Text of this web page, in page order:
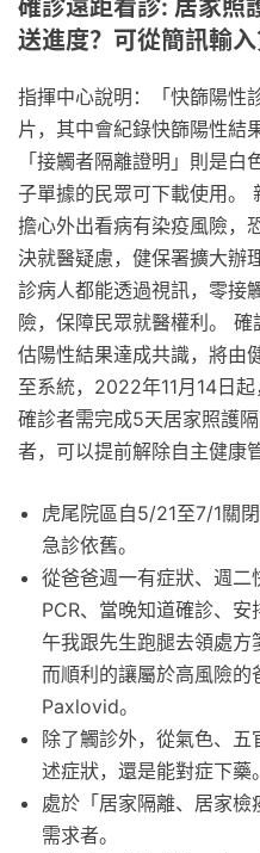
確診遠距看診: 居家照
送進度？可從簡訊輸
指揮中心說明：「快篩陽性
片，其中會紀錄快篩陽性結
「接觸者隔離證明」則是
子單據的民眾可下載使用。
擔心外出看病有染疫風險，
決就醫疑慮，健保署擴大辦
診病人都能透過視訊，零接
險，保障民眾就醫權利。
估陽性結果達成共識，將由
至系統，2022年11月14日
確診者需完成5天居家照護
者，可以提前解除自主健康
虎尾院區自5/21至7/1關
急診依舊。
從爸爸週一有症狀、週
PCR、當晚知道確診、
午我跟先生跑腿去領處
而順利的讓屬於高風險
Paxlovid。
除了觸診外，從氣色、五
述症狀，還是能對症下藥。
處於「居家隔離、居家
需求者。